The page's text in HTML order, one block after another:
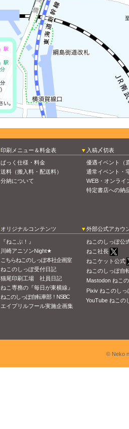
印刷メニュー＆料金表
ぱっく仕様・料金
送料（搬入料・配送料）
分納について
入稿〆切表
優遇イベント（
通常イベント・
WEB・オンライ
特定書店への納
オリジナルコンテンツ
『ねこぷ！』
川崎アニソンNight★
こちらねこのしっぽ本社企画室
ねこのしっぽ受付日記
猫尾印刷工場 社員日記
ねこ専務の『毎日が東横線』
ねこのしっぽ自転車部！NSBC
エイプリルフール実施企画集
外部公式アカウ
ねこのしっぽ公
ねこ社長
ねこケット公式
ねこのしっぽ自
Mastodon ねこ
Pixiv ねこのしっ
YouTube ねこの
© Neko